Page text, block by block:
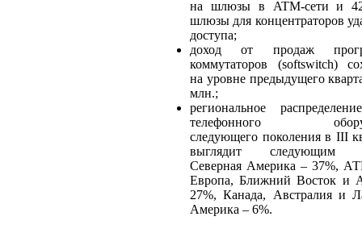
на шлюзы в ATM-сети и
шлюзы для концентраторов
доступа;
доход от продаж
коммутаторов (softswitch)
на уровне предыдущего
млн.;
региональное
телефонного
следующего поколения в III
выглядит следующим
Северная Америка – 37%,
Европа, Ближний Восток и
27%, Канада, Австралия и
Америка – 6%.